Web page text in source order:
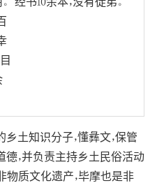
土知识分子，懂彝文，保管
德，并负责主持乡土民俗活动
物质文化遗产，毕摩也是非